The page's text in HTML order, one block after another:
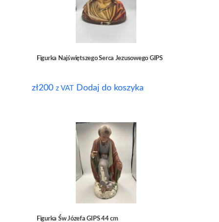
Figurka Najświętszego Serca Jezusowego GIPS
zł200 z VAT Dodaj do koszyka
Figurka Św Józefa GIPS 44 cm